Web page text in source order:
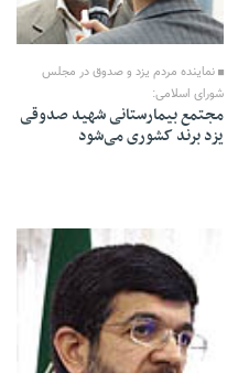
29 Tir 1391 - 14:07
نماینده مردم یزد و صدوق در مجلس
شورای اسلامی:
مجتمع بیمارستانی شهید صدوقی
یزد برند کشوری می‌شود